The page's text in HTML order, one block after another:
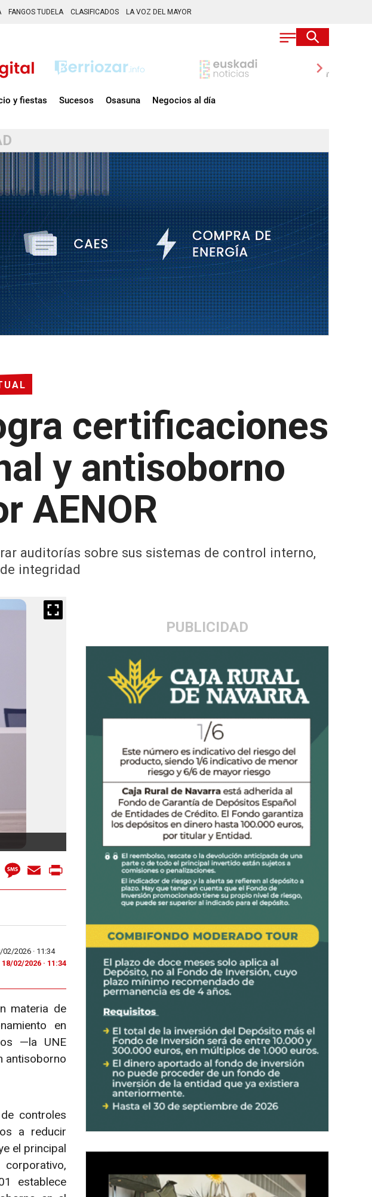
FANGOS TUDELA CLASIFICADOS LA VOZ DEL MAYOR
chevron_right
y fiestas Sucesos Osasuna Negocios al día
certificaciones
y antisoborno
AENOR
auditorías sobre sus sistemas de control interno,
integridad
PUBLICIDAD
WhatsAppMessage
Email
2026 · 11:34
02/2026 · 11:34
materia de
en
—la UNE
antisoborno
controles
a reducir
el principal
establece